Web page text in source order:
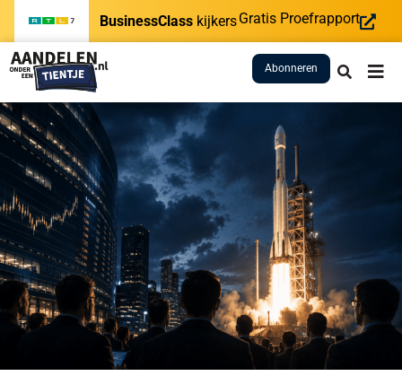
BusinessClass kijkersGratis Proefrapport
Abonneren